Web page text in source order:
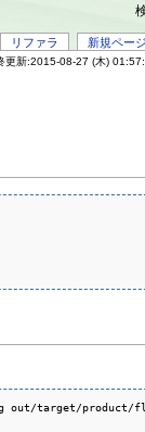
リファラ 新規ページ
更新:2015-08-27 (木)
out/target/product/